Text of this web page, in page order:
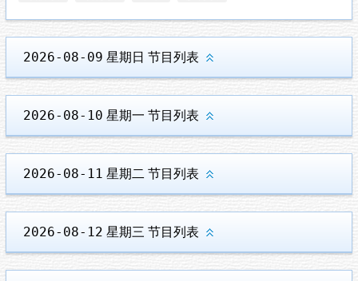
2026-08-09 星期日 节目列表
2026-08-10 星期一 节目列表
2026-08-11 星期二 节目列表
2026-08-12 星期三 节目列表